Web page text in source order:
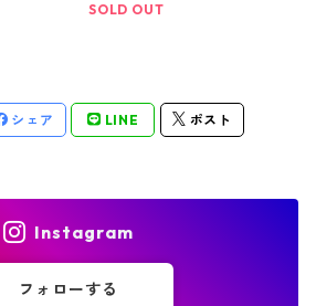
SOLD OUT
シェア LINE ポスト
Instagram
フォローする